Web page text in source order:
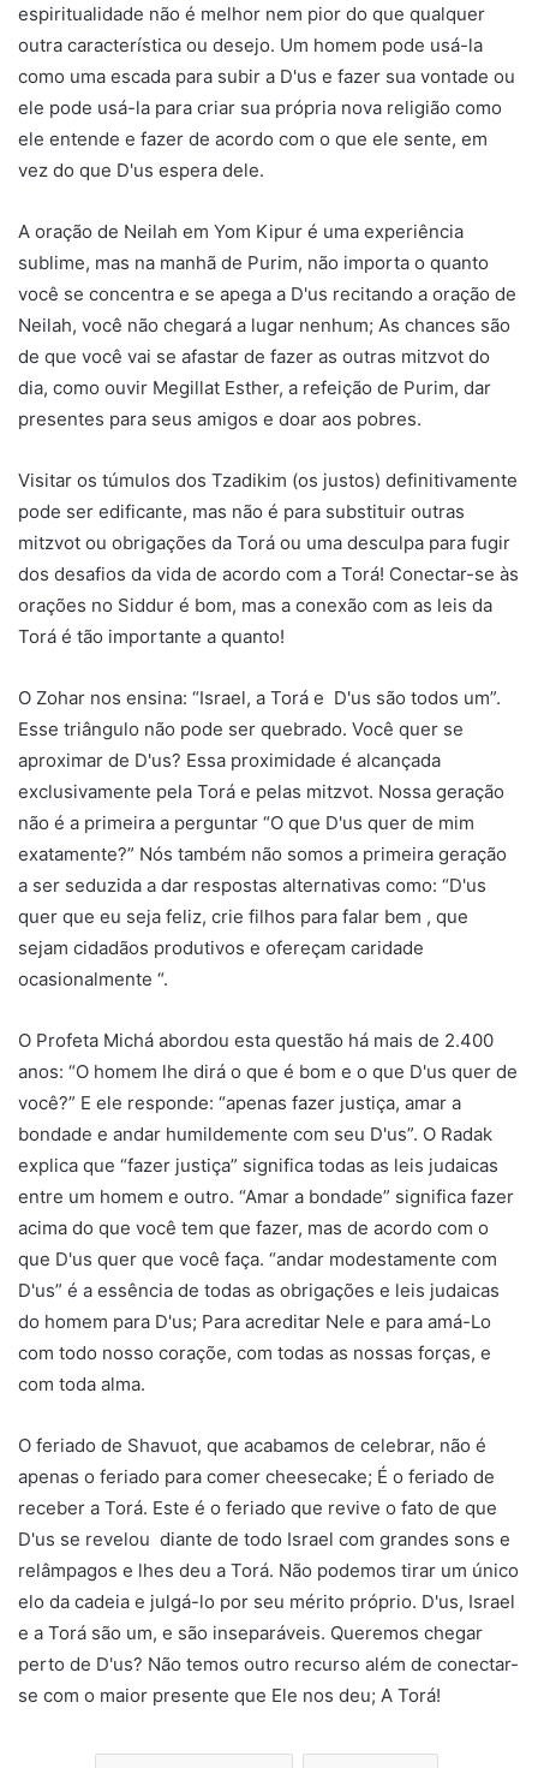
espiritualidade não é melhor nem pior do que qualquer
outra característica ou desejo. Um homem pode usá-la
como uma escada para subir a D'us e fazer sua vontade ou
ele pode usá-la para criar sua própria nova religião como
ele entende e fazer de acordo com o que ele sente, em
vez do que D'us espera dele.
A oração de Neilah em Yom Kipur é uma experiência
sublime, mas na manhã de Purim, não importa o quanto
você se concentra e se apega a D'us recitando a oração de
Neilah, você não chegará a lugar nenhum; As chances são
de que você vai se afastar de fazer as outras mitzvot do
dia, como ouvir Megillat Esther, a refeição de Purim, dar
presentes para seus amigos e doar aos pobres.
Visitar os túmulos dos Tzadikim (os justos) definitivamente
pode ser edificante, mas não é para substituir outras
mitzvot ou obrigações da Torá ou uma desculpa para fugir
dos desafios da vida de acordo com a Torá! Conectar-se às
orações no Siddur é bom, mas a conexão com as leis da
Torá é tão importante a quanto!
O Zohar nos ensina: “Israel, a Torá e D'us são todos um”.
Esse triângulo não pode ser quebrado. Você quer se
aproximar de D'us? Essa proximidade é alcançada
exclusivamente pela Torá e pelas mitzvot. Nossa geração
não é a primeira a perguntar “O que D'us quer de mim
exatamente?” Nós também não somos a primeira geração
a ser seduzida a dar respostas alternativas como: “D'us
quer que eu seja feliz, crie filhos para falar bem , que
sejam cidadãos produtivos e ofereçam caridade
ocasionalmente “.
O Profeta Michá abordou esta questão há mais de 2.400
anos: “O homem lhe dirá o que é bom e o que D'us quer de
você?” E ele responde: “apenas fazer justiça, amar a
bondade e andar humildemente com seu D'us”. O Radak
explica que “fazer justiça” significa todas as leis judaicas
entre um homem e outro. “Amar a bondade” significa fazer
acima do que você tem que fazer, mas de acordo com o
que D'us quer que você faça. “andar modestamente com
D'us” é a essência de todas as obrigações e leis judaicas
do homem para D'us; Para acreditar Nele e para amá-Lo
com todo nosso coraçõe, com todas as nossas forças, e
com toda alma.
O feriado de Shavuot, que acabamos de celebrar, não é
apenas o feriado para comer cheesecake; É o feriado de
receber a Torá. Este é o feriado que revive o fato de que
D'us se revelou diante de todo Israel com grandes sons e
relâmpagos e lhes deu a Torá. Não podemos tirar um único
elo da cadeia e julgá-lo por seu mérito próprio. D'us, Israel
e a Torá são um, e são inseparáveis. Queremos chegar
perto de D'us? Não temos outro recurso além de conectar-
se com o maior presente que Ele nos deu; A Torá!